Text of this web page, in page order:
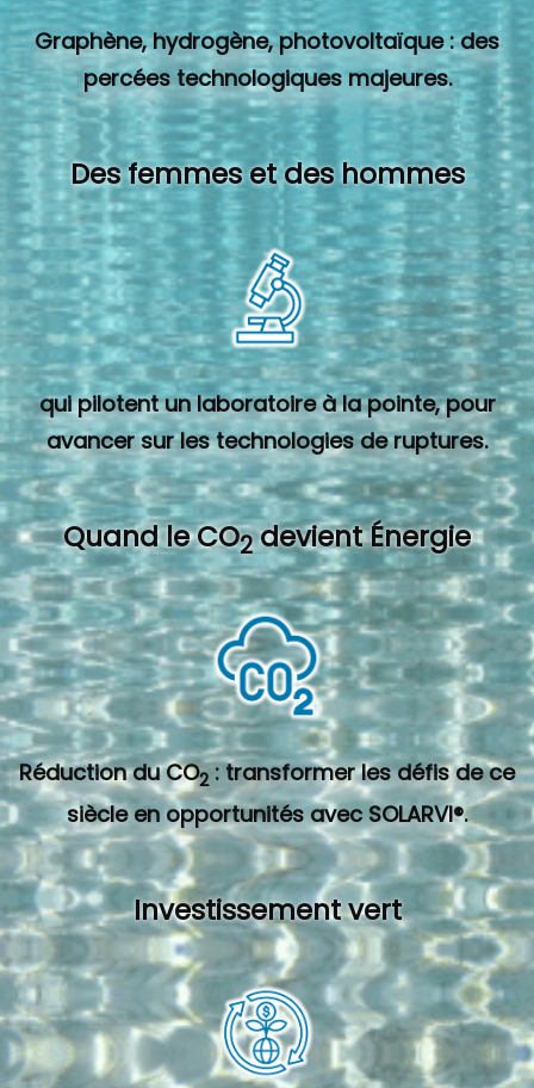
Graphène, hydrogène, photovoltaïque : des
percées technologiques majeures.
Des femmes et des hommes
qui pilotent un laboratoire à la pointe, pour
avancer sur les technologies de ruptures.
Quand le CO2devient Énergie
Réduction du CO2 : transformer les défis de ce
siècle en opportunités avec SOLARVI®.
Investissement vert